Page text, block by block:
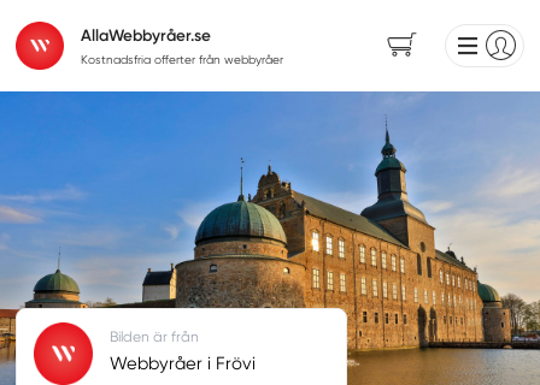
AllaWebbyråer.se
Kostnadsfria offerter från webbyråer
Bilden är från
Webbyråer i Frövi